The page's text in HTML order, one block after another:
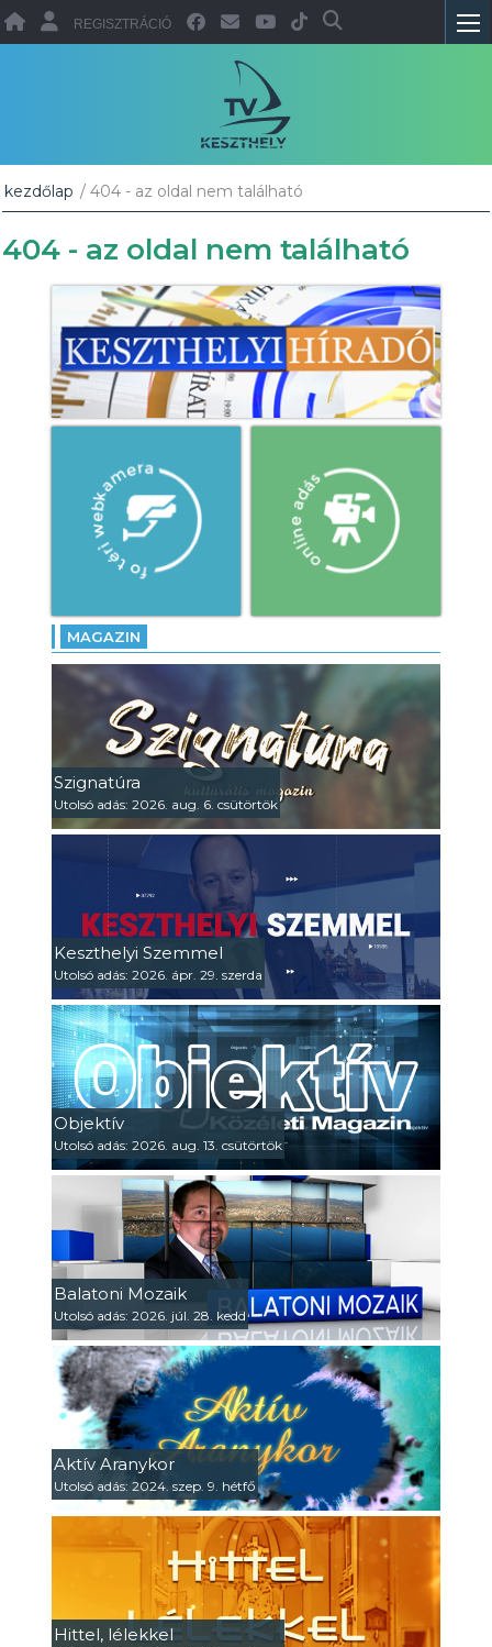
REGISZTRÁCIÓ
kezdőlap / 404 - az oldal nem található
404 - az oldal nem található
MAGAZIN
Szignatúra
Utolsó adás: 2026. aug. 6. csütörtök
Keszthelyi Szemmel
Utolsó adás: 2026. ápr. 29. szerda
Objektív
Utolsó adás: 2026. aug. 13. csütörtök
Balatoni Mozaik
Utolsó adás: 2026. júl. 28. kedd
Aktív Aranykor
Utolsó adás: 2024. szep. 9. hétfő
Hittel, lélekkel